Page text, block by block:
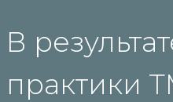
В
практики